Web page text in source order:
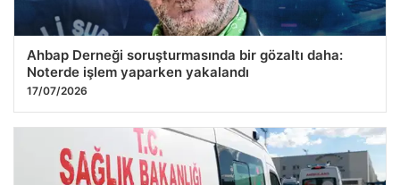
Ahbap Derneği soruşturmasında bir gözaltı daha:
Noterde işlem yaparken yakalandı
17/07/2026